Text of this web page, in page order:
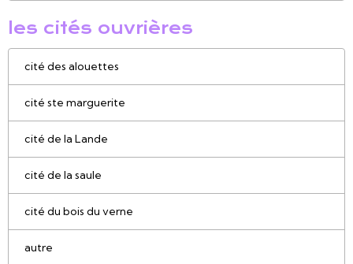
les cités ouvrières
cité des alouettes
cité ste marguerite
cité de la Lande
cité de la saule
cité du bois du verne
autre